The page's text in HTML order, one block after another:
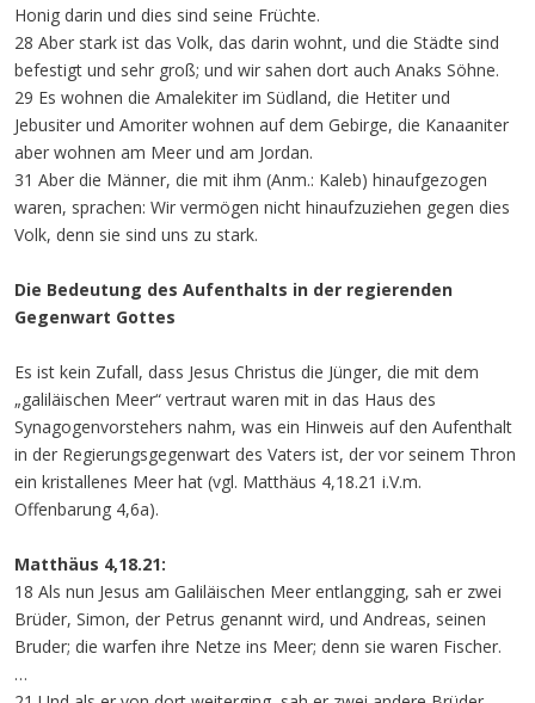
Honig darin und dies sind seine Früchte.
28 Aber stark ist das Volk, das darin wohnt, und die Städte sind
befestigt und sehr groß; und wir sahen dort auch Anaks Söhne.
29 Es wohnen die Amalekiter im Südland, die Hetiter und
Jebusiter und Amoriter wohnen auf dem Gebirge, die Kanaaniter
aber wohnen am Meer und am Jordan.
31 Aber die Männer, die mit ihm (Anm.: Kaleb) hinaufgezogen
waren, sprachen: Wir vermögen nicht hinaufzuziehen gegen dies
Volk, denn sie sind uns zu stark.
Die Bedeutung des Aufenthalts in der regierenden
Gegenwart Gottes
Es ist kein Zufall, dass Jesus Christus die Jünger, die mit dem
„galiläischen Meer“ vertraut waren mit in das Haus des
Synagogenvorstehers nahm, was ein Hinweis auf den Aufenthalt
in der Regierungsgegenwart des Vaters ist, der vor seinem Thron
ein kristallenes Meer hat (vgl. Matthäus 4,18.21 i.V.m.
Offenbarung 4,6a).
Matthäus 4,18.21:
18 Als nun Jesus am Galiläischen Meer entlangging, sah er zwei
Brüder, Simon, der Petrus genannt wird, und Andreas, seinen
Bruder; die warfen ihre Netze ins Meer; denn sie waren Fischer.
…